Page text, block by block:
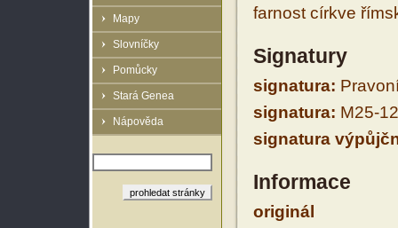
Mapy
Slovníčky
Pomůcky
Stará Genea
Nápověda
farnost církve
Signatury
signatura:
signatura: M25-
signatura
Informace
originál